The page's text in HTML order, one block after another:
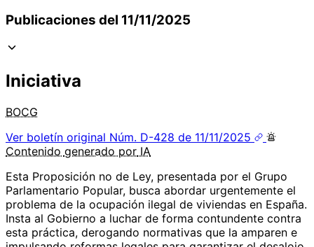
Publicaciones del 11/11/2025
Iniciativa
BOCG
Ver boletín original Núm. D-428 de 11/11/2025
Contenido generado por IA
Esta Proposición no de Ley, presentada por el Grupo
Parlamentario Popular, busca abordar urgentemente el
problema de la ocupación ilegal de viviendas en España.
Insta al Gobierno a luchar de forma contundente contra
esta práctica, derogando normativas que la amparen e